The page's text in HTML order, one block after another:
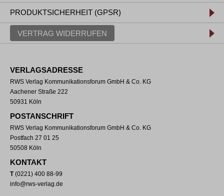
PRODUKTSICHERHEIT (GPSR)
VERTRAG WIDERRUFEN
VERLAGSADRESSE
RWS Verlag Kommunikationsforum GmbH & Co. KG
Aachener Straße 222
50931 Köln
POSTANSCHRIFT
RWS Verlag Kommunikationsforum GmbH & Co. KG
Postfach 27 01 25
50508 Köln
KONTAKT
T(0221) 400 88-99
info@rws-verlag.de